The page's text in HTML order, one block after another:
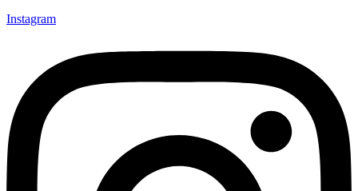
Instagram